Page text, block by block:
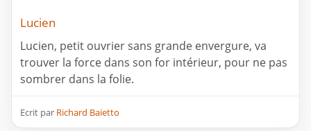
Lucien
Lucien, petit ouvrier sans grande envergure, va
trouver la force dans son for intérieur, pour ne pas
sombrer dans la folie.
Ecrit par Richard Baietto